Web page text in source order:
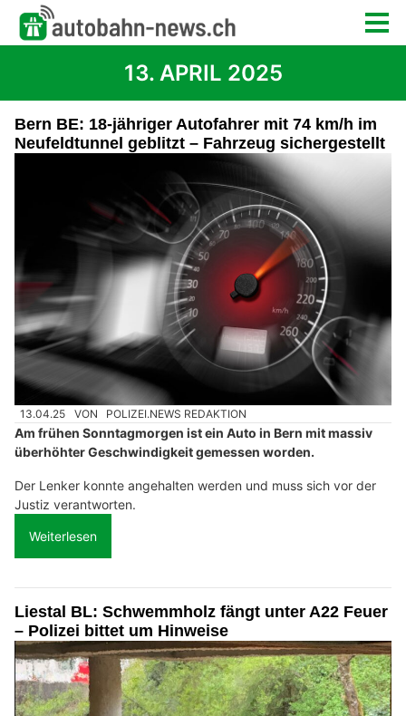
13. APRIL 2025
Bern BE: 18-jähriger Autofahrer mit 74 km/h im
Neufeldtunnel geblitzt – Fahrzeug sichergestellt
13.04.25 VON POLIZEI.NEWS REDAKTION
Am frühen Sonntagmorgen ist ein Auto in Bern mit massiv
überhöhter Geschwindigkeit gemessen worden.
Der Lenker konnte angehalten werden und muss sich vor der
Justiz verantworten.
Weiterlesen
Liestal BL: Schwemmholz fängt unter A22 Feuer
– Polizei bittet um Hinweise